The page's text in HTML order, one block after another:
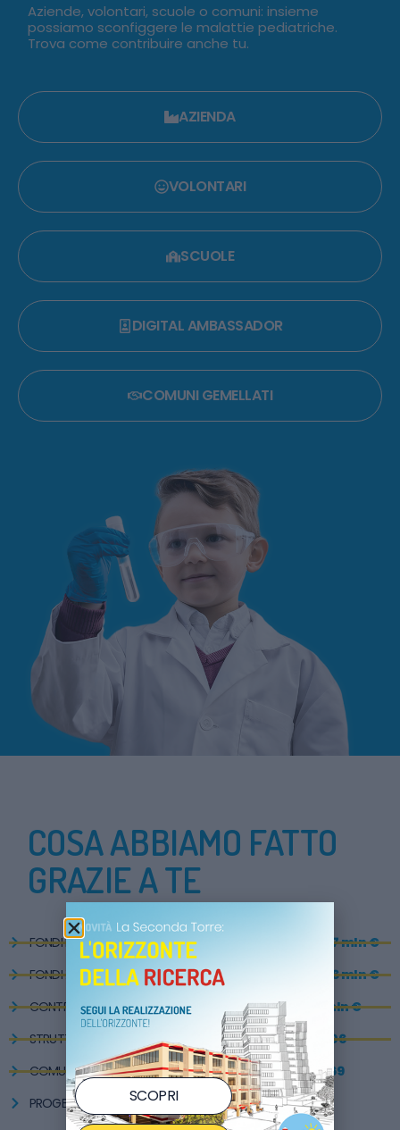
Aziende, volontari, scuole o comuni: insieme
possiamo sconfiggere le malattie pediatriche.
Trova come contribuire anche tu.
AZIENDA
VOLONTARI
SCUOLE
DIGITAL AMBASSADOR
COMUNI GEMELLATI
COSA ABBIAMO FATTO
GRAZIE A TE
FONDI RACCOLTI DAL 1994
FONDI X RICERCA SCIENTIFICA
CONTRIBUITI 5×1000
STRUTTURE SANITARIE REALIZZATE
COMUNI GEMELLATI
PROGETTI DI RICERCA FINANZIATI
oltre 57 mln €
oltre 26 mln €
39 mln €
206
169
SCOPRI